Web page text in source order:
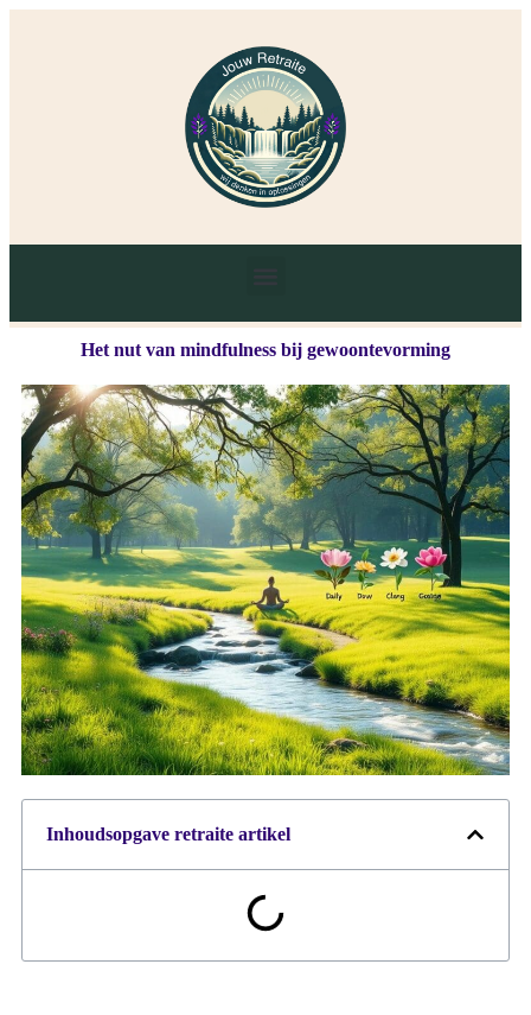
Het nut van mindfulness bij gewoontevorming
Inhoudsopgave retraite artikel